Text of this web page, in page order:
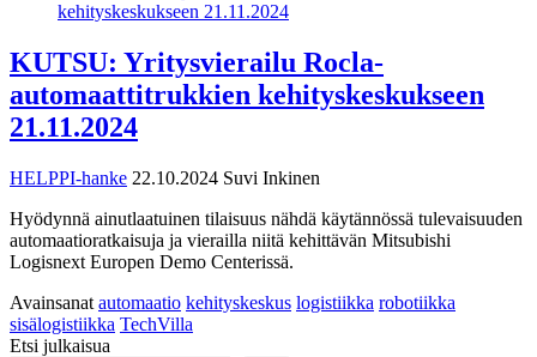
KUTSU: Yritysvierailu Rocla-
automaattitrukkien kehityskeskukseen
21.11.2024
HELPPI-hanke 22.10.2024 Suvi Inkinen
Hyödynnä ainutlaatuinen tilaisuus nähdä käytännössä tulevaisuuden
automaatioratkaisuja ja vierailla niitä kehittävän Mitsubishi
Logisnext Europen Demo Centerissä.
Avainsanat automaatio kehityskeskus logistiikka robotiikka
sisälogistiikka TechVilla
Etsi julkaisua